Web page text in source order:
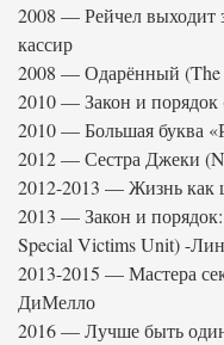
2008 — Рейчел выходит
кассир
2008 — Одарённый
2010 — Закон и
2010 — Большая буква
2012 — Сестра Джеки
2012-2013 — Жизнь
2013 — Закон и
Special Victims Unit) -
2013-2015 — Мастера
ДиМелло
2016 — Лучше быть